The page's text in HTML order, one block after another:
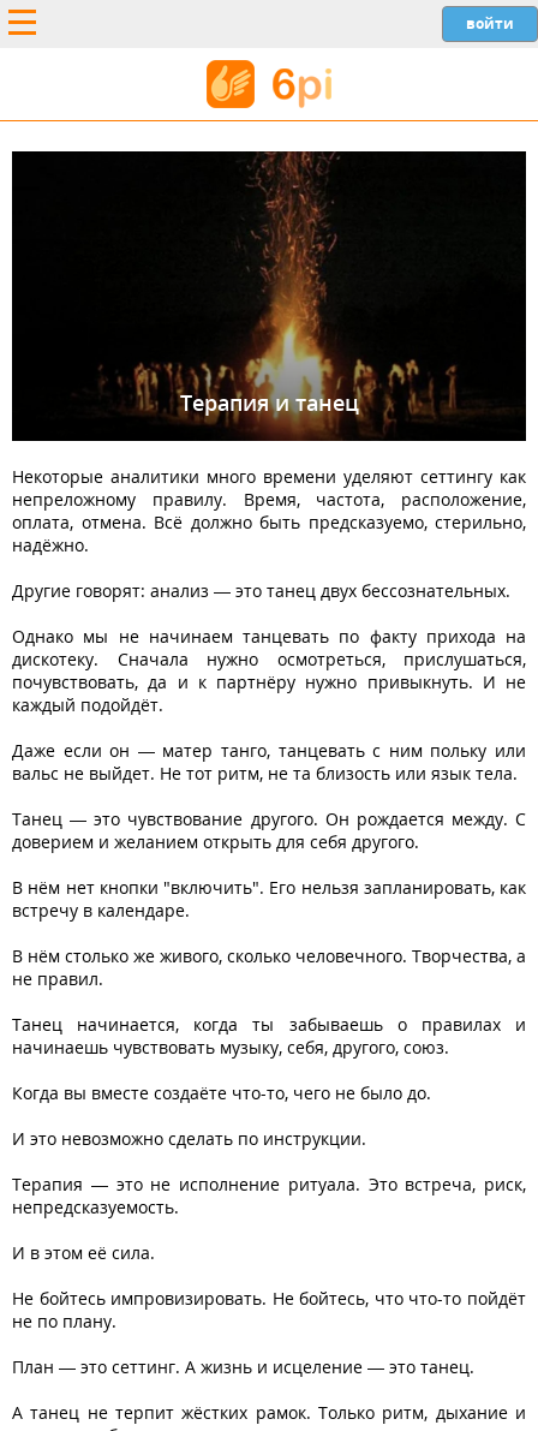
Терапия и танец
Некоторые аналитики много времени уделяют сеттингу как
непреложному правилу. Время, частота, расположение,
оплата, отмена. Всё должно быть предсказуемо, стерильно,
надёжно.
Другие говорят: анализ — это танец двух бессознательных.
Однако мы не начинаем танцевать по факту прихода на
дискотеку. Сначала нужно осмотреться, прислушаться,
почувствовать, да и к партнёру нужно привыкнуть. И не
каждый подойдёт.
Даже если он — матер танго, танцевать с ним польку или
вальс не выйдет. Не тот ритм, не та близость или язык тела.
Танец — это чувствование другого. Он рождается между. С
доверием и желанием открыть для себя другого.
В нём нет кнопки "включить". Его нельзя запланировать, как
встречу в календаре.
В нём столько же живого, сколько человечного. Творчества, а
не правил.
Танец начинается, когда ты забываешь о правилах и
начинаешь чувствовать музыку, себя, другого, союз.
Когда вы вместе создаёте что-то, чего не было до.
И это невозможно сделать по инструкции.
Терапия — это не исполнение ритуала. Это встреча, риск,
непредсказуемость.
И в этом её сила.
Не бойтесь импровизировать. Не бойтесь, что что-то пойдёт
не по плану.
План — это сеттинг. А жизнь и исцеление — это танец.
А танец не терпит жёстких рамок. Только ритм, дыхание и